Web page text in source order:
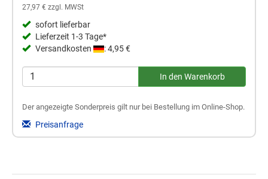
27,97 € zzgl. MWSt
sofort lieferbar
Lieferzeit 1-3 Tage*
Versandkosten
: 4,95 €
Der angezeigte Sonderpreis gilt nur bei Bestellung im Online-Shop.
Preisanfrage